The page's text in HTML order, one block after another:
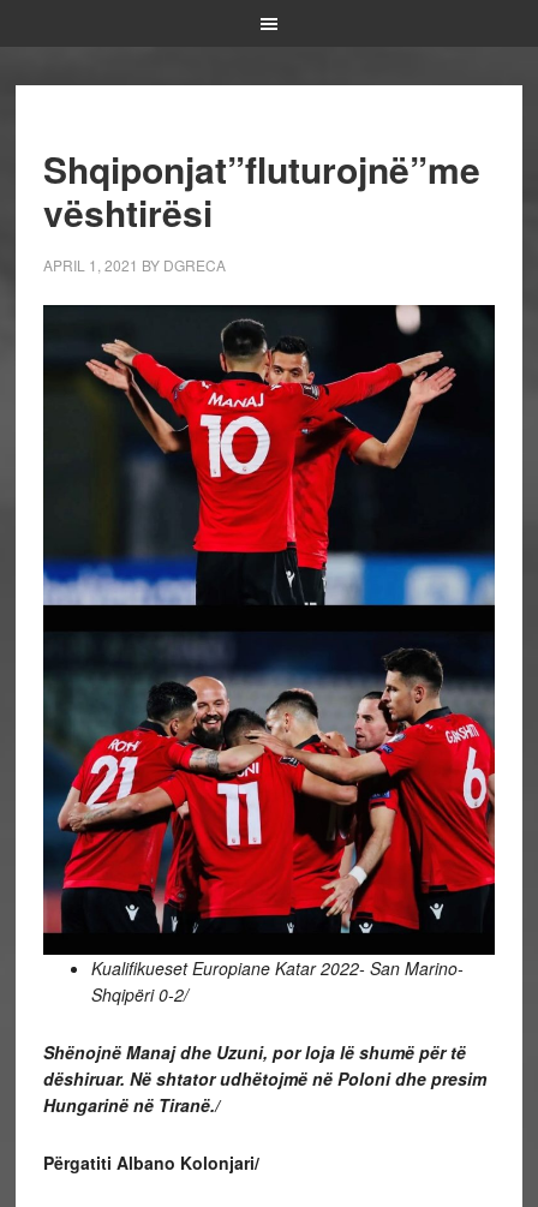
Shqiponjat”fluturojnë”me
vështirësi
APRIL 1, 2021 BY DGRECA
Kualifikueset Europiane Katar 2022- San Marino-
Shqipëri 0-2/
Shënojnë Manaj dhe Uzuni, por loja lë shumë për të
dëshiruar. Në shtator udhëtojmë në Poloni dhe presim
Hungarinë në Tiranë./
Përgatiti Albano Kolonjari/